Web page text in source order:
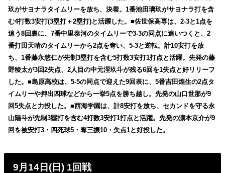
玖がサヨナラタイムリーを放ち、決着。1番池田璃玖がサヨナラ打を含
む4打数3安打(3塁打＋2塁打)と活躍した。■佐世保高専は、2-3と1点を
追う8回裏に、7番中里泰河のタイムリーで3-3の同点に追いつくと、2
番打田天晴のタイムリーから2点を奪い、5-3と逆転。計10安打を放
ち、1番藤永悠仁が先制3塁打を含む5打数3安打1打点と活躍。先発の藤
野稜太が3回2失点、2人目の中元浬玖斗が残る6回を1失点と好リリーフ
した。■島原高校は、5-5の同点で迎えた9回表に、5番吉田煌生の2点タ
イムリーや押出四球などから一挙5点を勝ち越し。先発の山口世那が9
回5失点と力投した。■西海学園は、計8安打を放ち、セカンドを守る永
山陽斗が先制3塁打を含む4打数3安打1打点と活躍。先発の濵本京介が9
回を被安打3・四死球5・奪三振10・失点1と好投した。
9月14日(日) 1回戦